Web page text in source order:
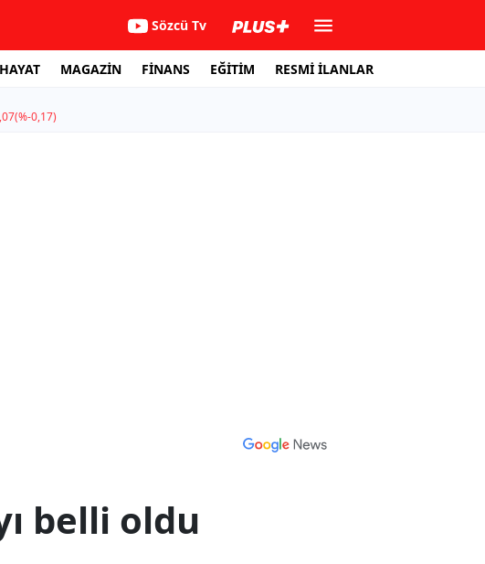
Sözcü Tv
HAYAT MAGAZİN FİNANS EĞİTİM RESMİ İLANLAR
(%-0,17)
belli oldu